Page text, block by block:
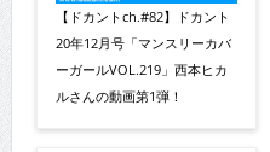
【ドカントch.#82】ドカント
20年12月号「マンスリーカバ
ーガールVOL.219」西本ヒカ
ルさんの動画第1弾！